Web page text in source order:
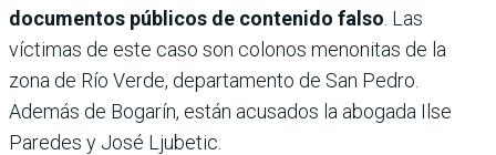
documentos públicos de contenido falso . Las
víctimas de este caso son colonos menonitas de la
zona de Río Verde, departamento de San Pedro.
Además de Bogarín, están acusados la abogada Ilse
Paredes y José Ljubetic.